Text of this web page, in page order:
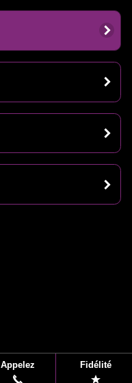
Appelez Fidélité